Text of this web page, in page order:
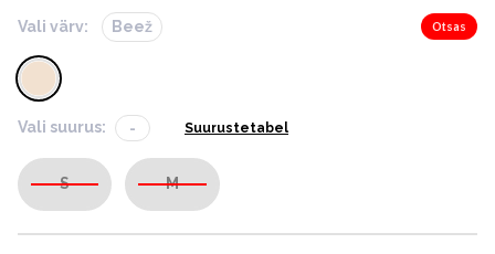
Vali värv: Beež Otsas
Vali suurus: - Suurustetabel
S M